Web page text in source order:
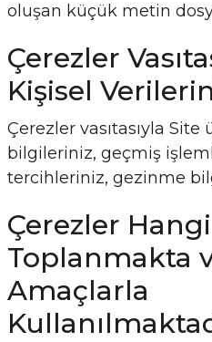
oluşan küçük metin
Çerezler
Kişisel
Çerezler vasıtasıyla
bilgileriniz, geçmiş
tercihleriniz, gezinme
Çerezler
Toplanmakta
Amaçlarla